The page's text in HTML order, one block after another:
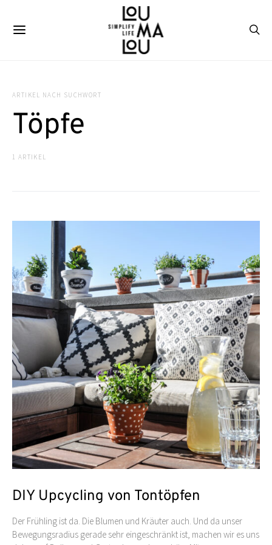
ARTIKEL NACH SUCHWORT
Töpfe
1 ARTIKEL
DIY Upcycling von Tontöpfen
Der Frühling ist da. Die Blumen und Kräuter auch. Und da unser
Bewegungsradius gerade sehr eingeschränkt ist, machen wir es uns